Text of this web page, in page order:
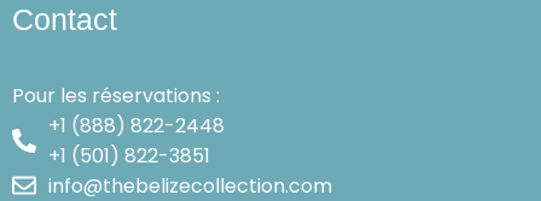
Contact
Pour les réservations :
+1 (888) 822-2448
+1 (501) 822-3851
info@thebelizecollection.com